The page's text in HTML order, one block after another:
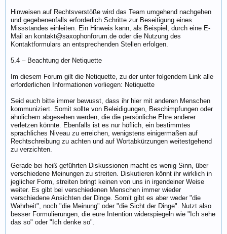
Hinweisen auf Rechtsverstöße wird das Team umgehend nachgehen
und gegebenenfalls erforderlich Schritte zur Beseitigung eines
Missstandes einleiten. Ein Hinweis kann, als Beispiel, durch eine E-
Mail an kontakt@saxophonforum.de oder die Nutzung des
Kontaktformulars an entsprechenden Stellen erfolgen.
5.4 – Beachtung der Netiquette
Im diesem Forum gilt die Netiquette, zu der unter folgendem Link alle
erforderlichen Informationen vorliegen: Netiquette
Seid euch bitte immer bewusst, dass ihr hier mit anderen Menschen
kommuniziert. Somit sollte von Beleidigungen, Beschimpfungen oder
ähnlichem abgesehen werden, die die persönliche Ehre anderer
verletzen könnte. Ebenfalls ist es nur höflich, ein bestimmtes
sprachliches Niveau zu erreichen, wenigstens einigermaßen auf
Rechtschreibung zu achten und auf Wortabkürzungen weitestgehend
zu verzichten.
Gerade bei heiß geführten Diskussionen macht es wenig Sinn, über
verschiedene Meinungen zu streiten. Diskutieren könnt ihr wirklich in
jeglicher Form, streiten bringt keinen von uns in irgendeiner Weise
weiter. Es gibt bei verschiedenen Menschen immer wieder
verschiedene Ansichten der Dinge. Somit gibt es aber weder "die
Wahrheit", noch "die Meinung" oder "die Sicht der Dinge". Nutzt also
besser Formulierungen, die eure Intention widerspiegeln wie "Ich sehe
das so" oder "Ich denke so".